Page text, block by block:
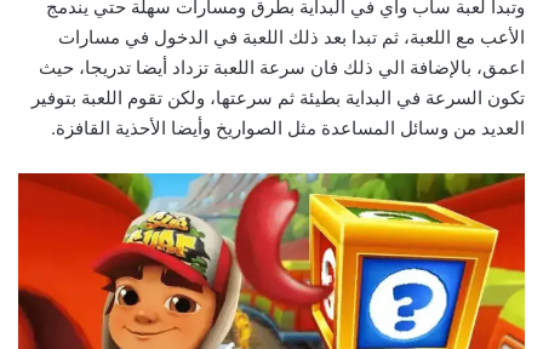
وتبدا لعبة ساب واي في البداية بطرق ومسارات سهلة حتي يندمج
الأعب مع اللعبة، ثم تبدا بعد ذلك اللعبة في الدخول في مسارات
اعمق، بالإضافة الي ذلك فان سرعة اللعبة تزداد أيضا تدريجا، حيث
تكون السرعة في البداية بطيئة ثم سرعتها، ولكن تقوم اللعبة بتوفير
العديد من وسائل المساعدة مثل الصواريخ وأيضا الأحذية القافزة.